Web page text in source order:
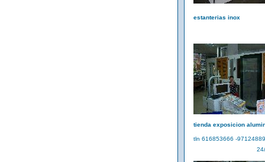
estanterias inox
tienda exposicion
tln 616853666 -